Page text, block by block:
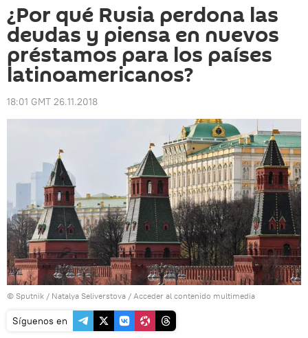
¿Por qué Rusia perdona las
deudas y piensa en nuevos
préstamos para los países
latinoamericanos?
18:01 GMT 26.11.2018
© Sputnik / Natalya Seliverstova / Acceder al contenido multimedia
Síguenos en